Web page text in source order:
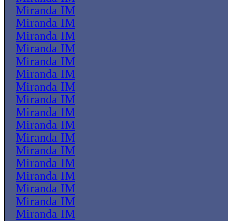
Miranda IM
Miranda IM
Miranda IM
Miranda IM
Miranda IM
Miranda IM
Miranda IM
Miranda IM
Miranda IM
Miranda IM
Miranda IM
Miranda IM
Miranda IM
Miranda IM
Miranda IM
Miranda IM
Miranda IM